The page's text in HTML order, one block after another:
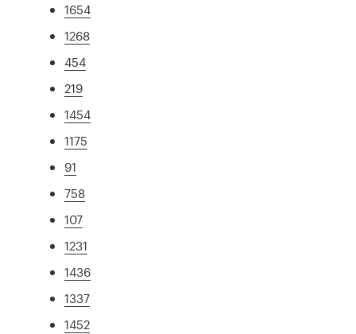
1654
1268
454
219
1454
1175
91
758
107
1231
1436
1337
1452